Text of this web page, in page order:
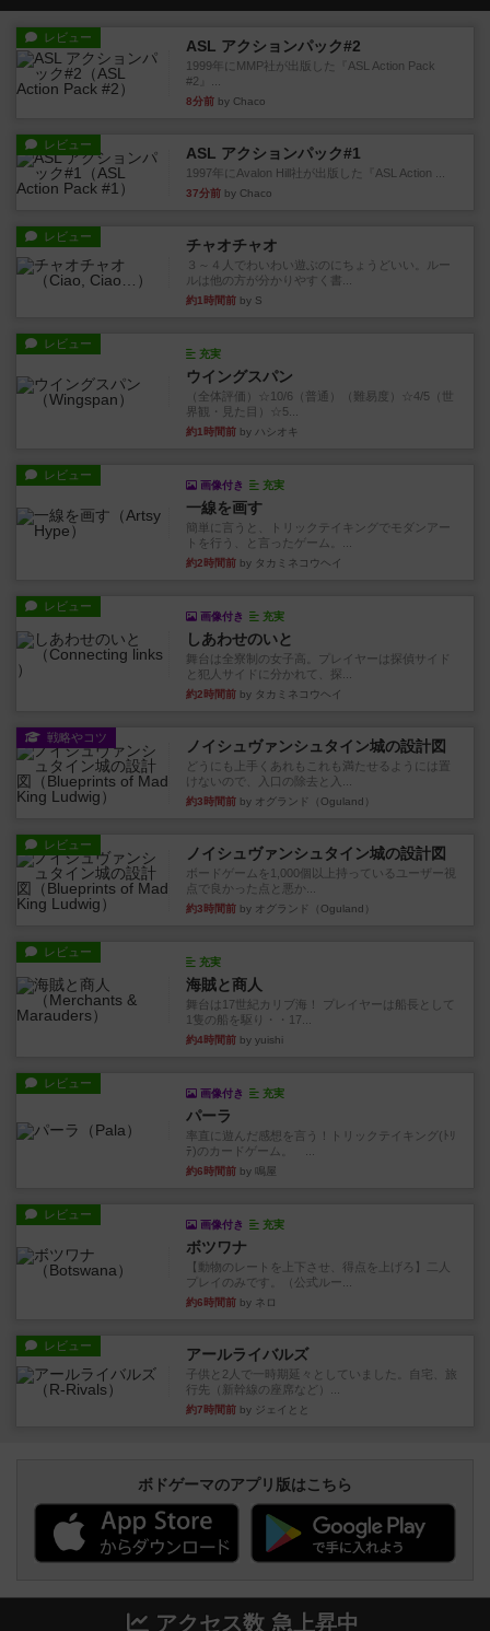
レビュー ASL アクションパック#2
1999年にMMP社が出版した『ASL Action Pack
#2』...
8分前 by Chaco
レビュー ASL アクションパック#1
1997年にAvalon Hill社が出版した『ASL Action ...
37分前 by Chaco
レビュー チャオチャオ
３～４人でわいわい遊ぶのにちょうどいい。ルー
ルは他の方が分かりやすく書...
約1時間前 by S
レビュー
充実
ウイングスパン
（全体評価）☆10/6（普通）（難易度）☆4/5（世
界観・見た目）☆5...
約1時間前 by ハシオキ
レビュー
画像付き 充実
一線を画す
簡単に言うと、トリックテイキングでモダンアー
トを行う、と言ったゲーム。...
約2時間前 by タカミネコウヘイ
レビュー
画像付き 充実
しあわせのいと
舞台は全寮制の女子高。プレイヤーは探偵サイド
と犯人サイドに分かれて、探...
約2時間前 by タカミネコウヘイ
戦略やコツ ノイシュヴァンシュタイン城の設計図
どうにも上手くあれもこれも満たせるようには置
けないので、入口の除去と入...
約3時間前 by オグランド（Oguland）
レビュー ノイシュヴァンシュタイン城の設計図
ボードゲームを1,000個以上持っているユーザー視
点で良かった点と悪か...
約3時間前 by オグランド（Oguland）
レビュー
充実
海賊と商人
舞台は17世紀カリブ海！ プレイヤーは船長として
1隻の船を駆り・・17...
約4時間前 by yuishi
レビュー
画像付き 充実
パーラ
率直に遊んだ感想を言う！トリックテイキング(ﾄﾘ
ﾃ)のカードゲーム。 ...
約6時間前 by 鳴屋
レビュー
画像付き 充実
ボツワナ
【動物のレートを上下させ、得点を上げろ】二人
プレイのみです。（公式ルー...
約6時間前 by ネロ
レビュー アールライバルズ
子供と2人で一時期延々としていました。自宅、旅
行先（新幹線の座席など）...
約7時間前 by ジェイとと
ボドゲーマのアプリ版はこちら
アクセス数 急上昇中